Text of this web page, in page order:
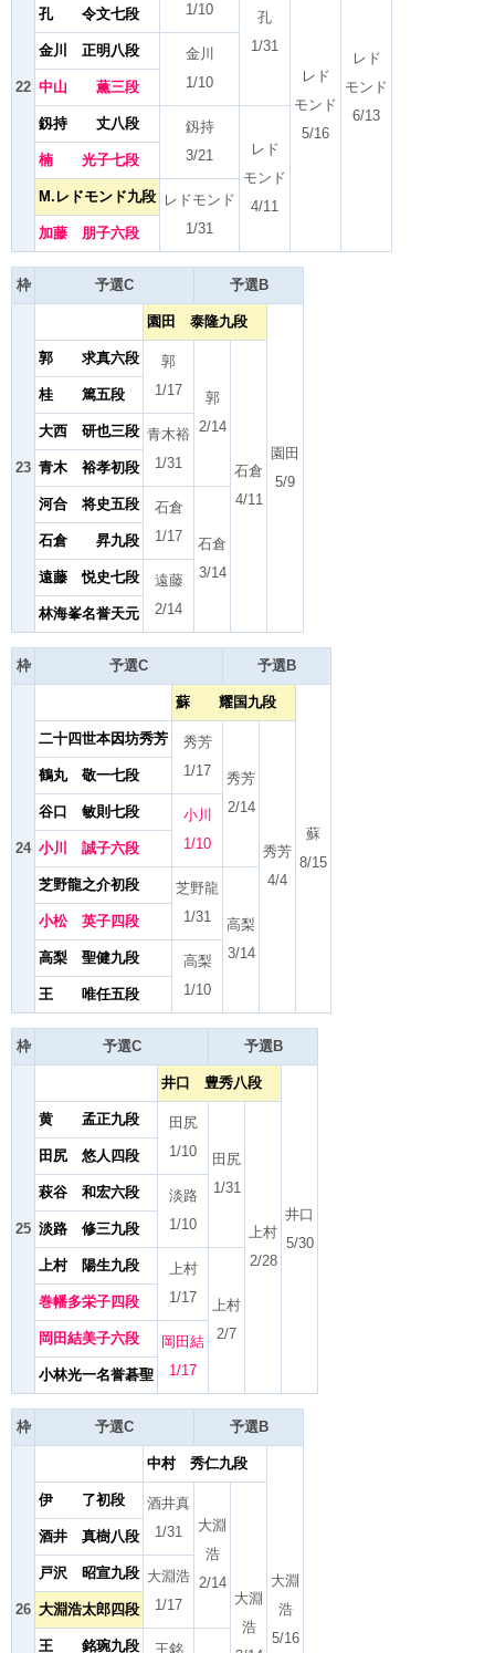
22
レド
モンド
6/13
1/10
孔
1/31
レド
モンド
5/16
孔 令文七段
金川 正明八段
金川
1/10
中山 薫三段
釼持 丈八段
釼持
3/21
レド
モンド
4/11
楠 光子七段
M.レドモンド九段 レドモンド
1/31
加藤 朋子六段
枠 予選C 予選B
23
園田 泰隆九段
園田
5/9
郭 求真六段
郭
1/17
郭
2/14
石倉
4/11
桂 篤五段
大西 研也三段 青木裕
1/31
青木 裕孝初段
河合 将史五段
石倉
1/17
石倉
3/14
石倉 昇九段
遠藤 悦史七段
遠藤
2/14
林海峯名誉天元
枠 予選C 予選B
24
蘇 耀国九段
蘇
8/15
二十四世本因坊秀芳
秀芳
1/17
秀芳
2/14
秀芳
4/4
鶴丸 敬一七段
谷口 敏則七段
小川
1/10
小川 誠子六段
芝野龍之介初段
芝野龍
1/31
高梨
3/14
小松 英子四段
高梨 聖健九段
高梨
1/10
王 唯任五段
枠 予選C 予選B
25
井口 豊秀八段
井口
5/30
黄 孟正九段
田尻
1/10
田尻
1/31
上村
2/28
田尻 悠人四段
萩谷 和宏六段
淡路
1/10
淡路 修三九段
上村 陽生九段
上村
1/17
上村
2/7
巻幡多栄子四段
岡田結美子六段
岡田結
1/17
小林光一名誉碁聖
枠 予選C 予選B
26
中村 秀仁九段
大淵
浩
5/16
伊 了初段
酒井真
1/31
大淵
浩
2/14
大淵
浩
酒井 真樹八段
戸沢 昭宣九段 大淵浩
1/17
大淵浩太郎四段
王 銘琬九段 王銘